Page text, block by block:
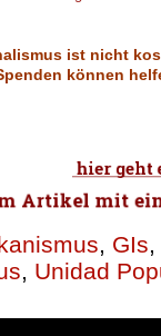
ist nicht
können
, GIs,
, Unidad